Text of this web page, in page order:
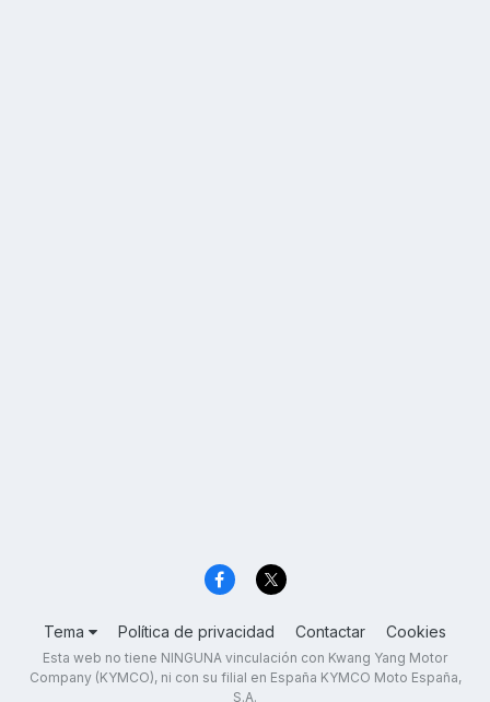
Tema Política de privacidad Contactar Cookies
Esta web no tiene NINGUNA vinculación con Kwang Yang Motor
Company (KYMCO), ni con su filial en España KYMCO Moto España,
S.A.